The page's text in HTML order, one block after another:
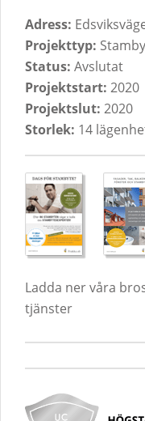
Adress:
Projekttyp:
Status: Avslutat
Projektstart: 2020
Projektslut: 2020
Storlek: 14
Ladda ner våra
tjänster